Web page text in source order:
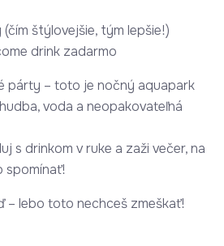
(čím štýlovejšie, tým lepšie!)
drink zadarmo
párty – toto je nočný aquapark
voda a neopakovateľná
s drinkom v ruke a zaži večer, na
spomínať!
– lebo toto nechceš zmeškať!